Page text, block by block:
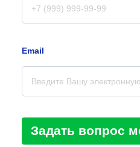
Еmail
Задать вопрос